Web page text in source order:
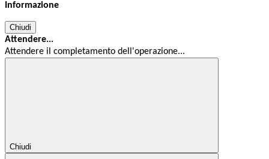
Informazione
Chiudi
Attendere...
Attendere il completamento dell'operazione...
Chiudi